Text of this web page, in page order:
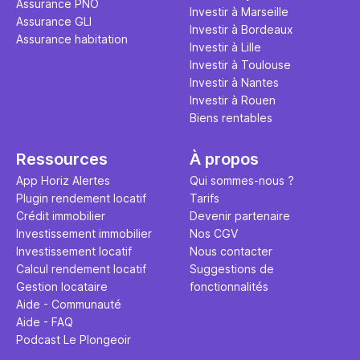
Assurance PNO
Assurance GLI
Assurance habitation
Investir à Marseille
Investir à Bordeaux
Investir à Lille
Investir à Toulouse
Investir à Nantes
Investir à Rouen
Biens rentables
Ressources
App Horiz Alertes
Plugin rendement locatif
Crédit immobilier
Investissement immobilier
Investissement locatif
Calcul rendement locatif
Gestion locataire
Aide - Communauté
Aide - FAQ
Podcast Le Plongeoir
À propos
Qui sommes-nous ?
Tarifs
Devenir partenaire
Nos CGV
Nous contacter
Suggestions de
fonctionnalités